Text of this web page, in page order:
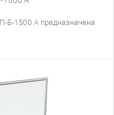
Б-1500 А предназначена